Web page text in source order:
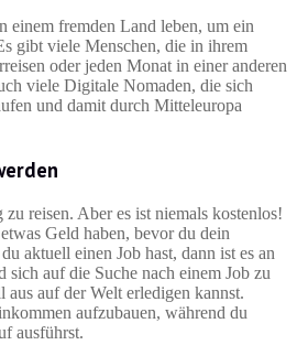
einem fremden Land leben, um ein
gibt viele Menschen, die in ihrem
oder jeden Monat in einer anderen
viele Digitale Nomaden, die sich
und damit durch Mitteleuropa
reisen. Aber es ist niemals kostenlos!
Geld haben, bevor du dein
aktuell einen Job hast, dann ist es an
sich auf die Suche nach einem Job zu
aus auf der Welt erledigen kannst.
aufzubauen, während du
ausführst.